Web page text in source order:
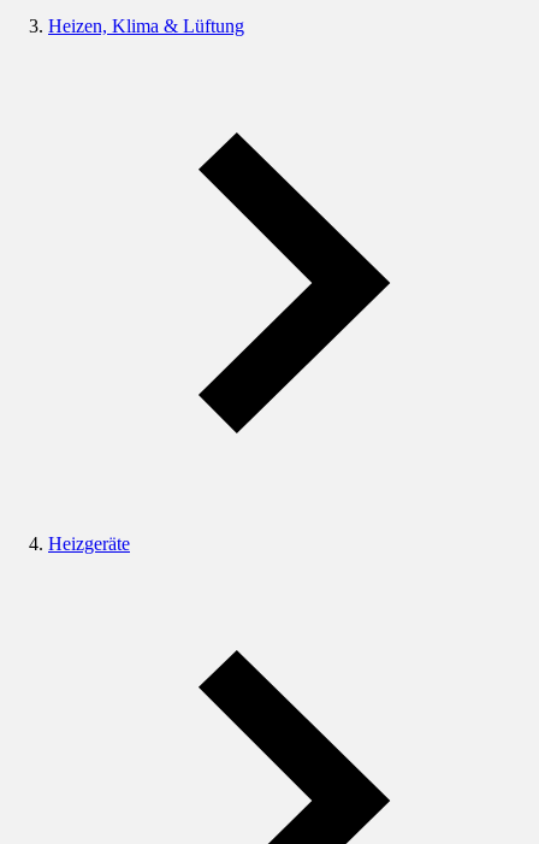
Heizen, Klima & Lüftung
Heizgeräte